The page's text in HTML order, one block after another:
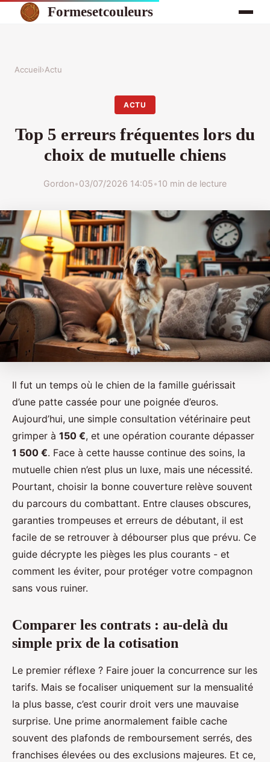
Formesetcouleurs
Accueil›Actu
ACTU
Top 5 erreurs fréquentes lors du
choix de mutuelle chiens
Gordon•03/07/2026 14:05•10 min de lecture
Il fut un temps où le chien de la famille guérissait
d’une patte cassée pour une poignée d’euros.
Aujourd’hui, une simple consultation vétérinaire peut
grimper à 150 €, et une opération courante dépasser
1 500 €. Face à cette hausse continue des soins, la
mutuelle chien n’est plus un luxe, mais une nécessité.
Pourtant, choisir la bonne couverture relève souvent
du parcours du combattant. Entre clauses obscures,
garanties trompeuses et erreurs de débutant, il est
facile de se retrouver à débourser plus que prévu. Ce
guide décrypte les pièges les plus courants - et
comment les éviter, pour protéger votre compagnon
sans vous ruiner.
Comparer les contrats : au-delà du
simple prix de la cotisation
Le premier réflexe ? Faire jouer la concurrence sur les
tarifs. Mais se focaliser uniquement sur la mensualité
la plus basse, c’est courir droit vers une mauvaise
surprise. Une prime anormalement faible cache
souvent des plafonds de remboursement serrés, des
franchises élevées ou des exclusions majeures. Et ce,